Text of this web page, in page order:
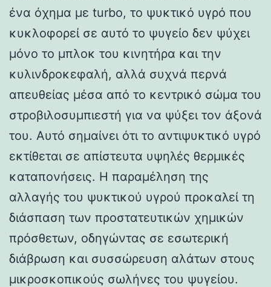
ένα όχημα με turbo, το ψυκτικό υγρό που
κυκλοφορεί σε αυτό το ψυγείο δεν ψύχει
μόνο το μπλοκ του κινητήρα και την
κυλινδροκεφαλή, αλλά συχνά περνά
απευθείας μέσα από το κεντρικό σώμα του
στροβιλοσυμπιεστή για να ψύξει τον άξονά
του. Αυτό σημαίνει ότι το αντιψυκτικό υγρό
εκτίθεται σε απίστευτα υψηλές θερμικές
καταπονήσεις. Η παραμέληση της
αλλαγής του ψυκτικού υγρού προκαλεί τη
διάσπαση των προστατευτικών χημικών
πρόσθετων, οδηγώντας σε εσωτερική
διάβρωση και συσσώρευση αλάτων στους
μικροσκοπικούς σωλήνες του ψυγείου.